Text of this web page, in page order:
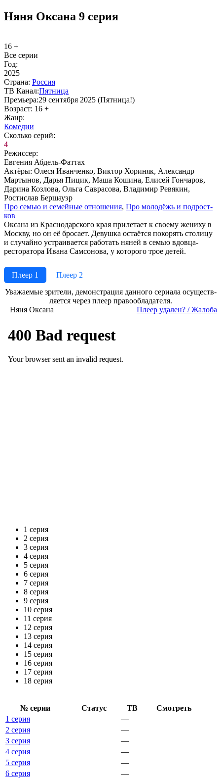
Няня Оксана 9 серия
16 +
Все серии
Год:
2025
Стра­на: Рос­сия
ТВ Ка­нал:Пят­ни­ца
Пре­мье­ра:29 сентября 2025 (Пятница!)
Воз­раст: 16 +
Жанр:
Ко­ме­дии
Сколь­ко се­рий:
4
Ре­жис­сер:
Евгения Абдель-Фаттах
Ак­тё­ры: Олеся Иванченко, Виктор Хориняк, Александр
Мартынов, Дарья Пицик, Маша Кошина, Елисей Гончаров,
Дарина Козлова, Ольга Саврасова, Владимир Ревякин,
Ростислав Бершауэр
Про се­мью и се­мей­ные от­но­ше­ния, Про мо­ло­дёжь и под­ро­ст­
ков
Оксана из Краснодарского края прилетает к своему жениху в
Москву, но он её бросает. Девушка остаётся покорять столицу
и случайно устраивается работать няней в семью вдовца-
ресторатора Ивана Самсонова, у которого трое детей.
Плеер 1
Плеер 2
Ува­жае­мые зри­те­ли, де­мон­ст­ра­ция дан­но­го се­риа­ла осу­ще­ст­в­
ля­ет­ся че­рез пле­ер пра­во­об­ла­да­те­ля.
Няня Оксана
Пле­ер уда­лен? / Жа­ло­ба
1 серия
2 серия
3 серия
4 серия
5 серия
6 серия
7 серия
8 серия
9 серия
10 серия
11 серия
12 серия
13 серия
14 серия
15 серия
16 серия
17 серия
18 серия
№ се­рии Ста­тус ТВ
Смот­реть
1 серия
—
2 серия
—
3 серия
—
4 серия
—
5 серия
—
6 серия
—